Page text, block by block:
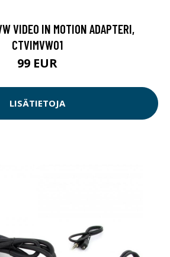
VIDEO IN MOTION ADAPTERI,
CTVIMVW01
99 EUR
LISÄTIETOJA